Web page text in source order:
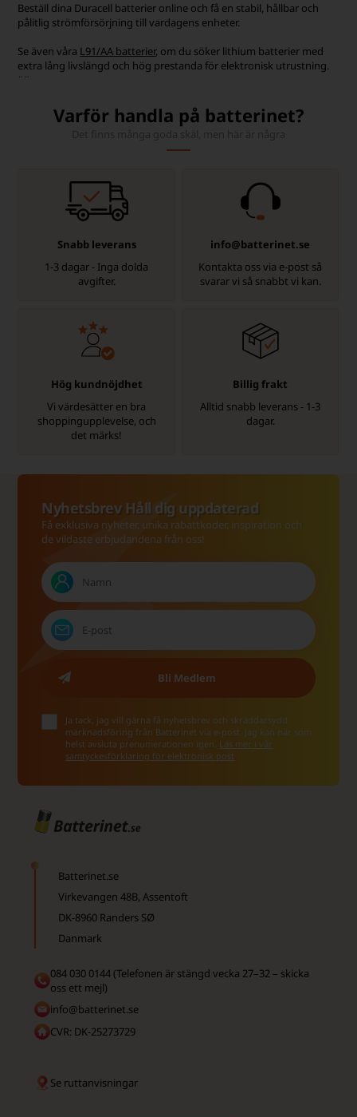
Beställ dina Duracell batterier online och få en stabil, hållbar och
pålitlig strömförsörjning till vardagens enheter.
Se även våra L91/AA batterier, om du söker lithium batterier med
extra lång livslängd och hög prestanda för elektronisk utrustning.
¨¨
Varför handla på batterinet?
Snabb leverans
1-3 dagar - Inga dolda
avgifter.
info@batterinet.se
Kontakta oss via e-post så
svarar vi så snabbt vi kan.
Hög kundnöjdhet
Vi värdesätter en bra
shoppingupplevelse, och
det märks!
Billig frakt
Alltid snabb leverans - 1-3
dagar.
Nyhetsbrev Håll dig uppdaterad
Få exklusiva nyheter, unika rabattkoder, inspiration och
de vildaste erbjudandena från oss!
Ja tack, jag vill gärna få nyhetsbrev och skräddarsydd
marknadsföring från Batterinet via e-post. Jag kan när som
helst avsluta prenumerationen igen. Läs mer i vår
samtyckesförklaring för elektronisk post
Batterinet.se
Virkevangen 48B, Assentoft
DK-8960 Randers SØ
Danmark
084 030 0144 (Telefonen är stängd vecka 27–32 – skicka
oss ett mejl)
info@batterinet.se
CVR: DK-25273729
Se ruttanvisningar